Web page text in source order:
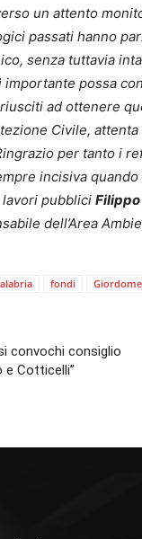
un attento
passati hanno
senza tuttavia
possa
ad ottenere
Civile,
per tanto i
incisiva
lavori pubblici
dell’Area
fondi
convochi consiglio
e Cotticelli”